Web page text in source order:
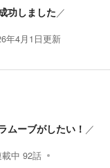
功しました／
年4月1日更新
ムーブがしたい！ ／
中 92話